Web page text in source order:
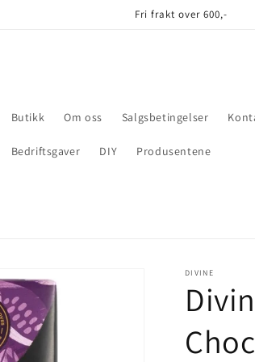
Fri frakt over 600,-
Butikk Om oss Salgsbetingelser
Bedriftsgaver DIY Produsentene
DIVINE